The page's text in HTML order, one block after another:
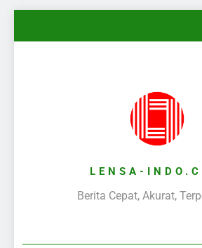
LENSA-
Berita Cepat, Akurat,